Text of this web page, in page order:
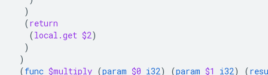
)
(return
(local.get $2)
)
)
(func $multiply (param $0 i32) (param $1 i32) (